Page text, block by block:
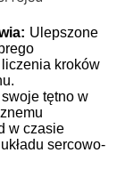
Ulepszone
kroków
tętno w
w czasie
sercowo-